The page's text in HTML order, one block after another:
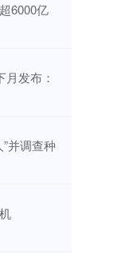
6000亿
发布：
并调查种